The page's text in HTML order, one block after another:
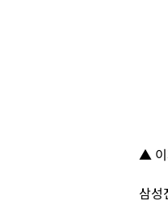
▲ 이
삼성